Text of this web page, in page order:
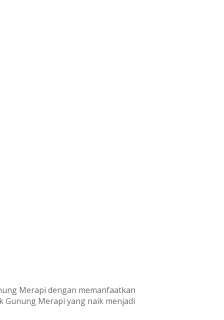
Merapi dengan memanfaatkan
Merapi yang naik menjadi